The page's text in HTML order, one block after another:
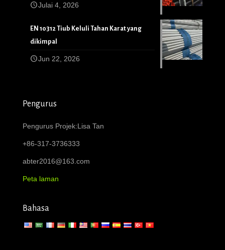
Julai 4, 2026
EN 10312 Tiub Keluli Tahan Karat yang
dikimpal
Jun 22, 2026
Pengurus
Pengurus Projek:Lisa Tan
+86-317-3736333
abter2016@163.com
Peta laman
Bahasa